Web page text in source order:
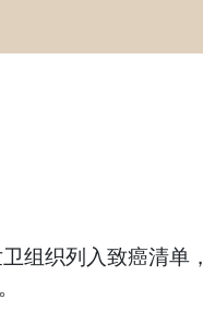
织列入致癌清单